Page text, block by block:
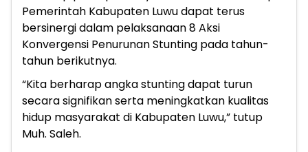
Pemerintah Kabupaten Luwu dapat terus
bersinergi dalam pelaksanaan 8 Aksi
Konvergensi Penurunan Stunting pada tahun-
tahun berikutnya.
“Kita berharap angka stunting dapat turun
secara signifikan serta meningkatkan kualitas
hidup masyarakat di Kabupaten Luwu,” tutup
Muh. Saleh.